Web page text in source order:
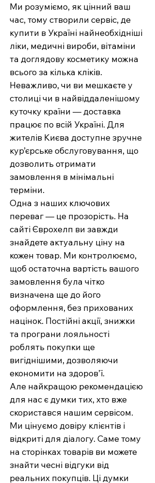
Ми розуміємо, як цінний ваш
час, тому створили сервіс, де
купити в Україні найнеобхідніші
ліки, медичні вироби, вітаміни
та доглядову косметику можна
всього за кілька кліків.
Неважливо, чи ви мешкаєте у
столиці чи в найвіддаленішому
куточку країни — доставка
працює по всій Україні. Для
жителів Києва доступне зручне
кур’єрське обслуговування, що
дозволить отримати
замовлення в мінімальні
терміни.
Одна з наших ключових
переваг — це прозорість. На
сайті Єврохелп ви завжди
знайдете актуальну ціну на
кожен товар. Ми контролюємо,
щоб остаточна вартість вашого
замовлення була чітко
визначена ще до його
оформлення, без прихованих
націнок. Постійні акції, знижки
та програни лояльності
роблять покупки ще
вигіднішими, дозволяючи
економити на здоров’ї.
Але найкращою рекомендацією
для нас є думки тих, хто вже
скористався нашим сервісом.
Ми цінуємо довіру клієнтів і
відкриті для діалогу. Саме тому
на сторінках товарів ви можете
знайти чесні відгуки від
реальних покупців. Ці думки